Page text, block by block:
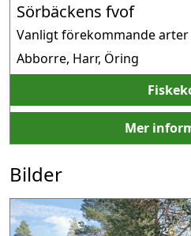
Sörbäckens fvof
Vanligt förekommande arter
Abborre, Harr, Öring
Mer
Bilder